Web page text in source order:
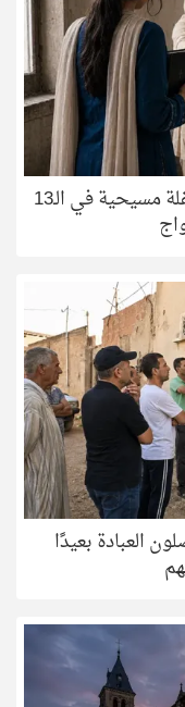
صدمة في باكستان: القضاء يسلّم طفلة مسيحية في الـ13
العبادة بعيدًا